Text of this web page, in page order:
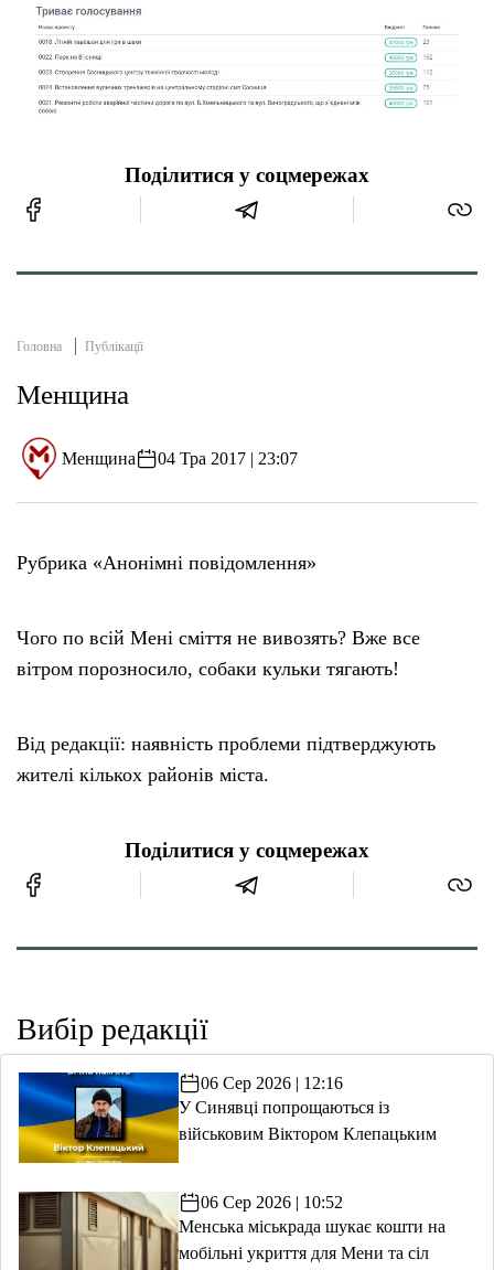
Поділитися у соцмережах
Головна Публікації
Менщина
Менщина 04 Тра 2017 | 23:07
Рубрика «Анонімні повідомлення»
Чого по всій Мені сміття не вивозять? Вже все
вітром порозносило, собаки кульки тягають!
Від редакції: наявність проблеми підтверджують
жителі кількох районів міста.
Поділитися у соцмережах
Вибір редакції
06 Сер 2026 | 12:16
У Синявці попрощаються із
військовим Віктором Клепацьким
06 Сер 2026 | 10:52
Менська міськрада шукає кошти на
мобільні укриття для Мени та сіл